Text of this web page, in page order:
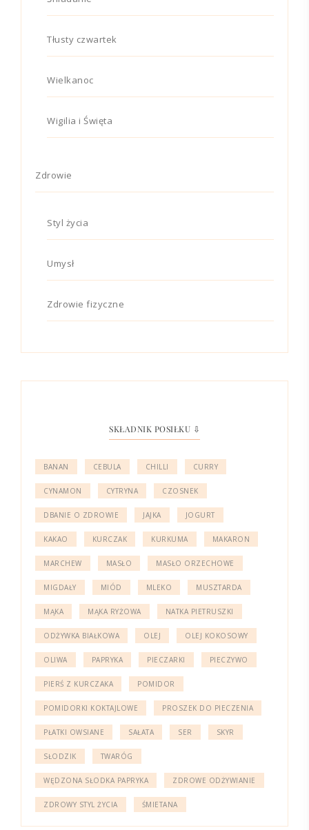
Tłusty czwartek
Wielkanoc
Wigilia i Święta
Zdrowie
Styl życia
Umysł
Zdrowie fizyczne
SKŁADNIK POSIŁKU ⇩
BANAN CEBULA CHILLI CURRY
CYNAMON CYTRYNA CZOSNEK
DBANIE O ZDROWIE JAJKA JOGURT
KAKAO KURCZAK KURKUMA MAKARON
MARCHEW MASŁO MASŁO ORZECHOWE
MIGDAŁY MIÓD MLEKO MUSZTARDA
MĄKA MĄKA RYŻOWA NATKA PIETRUSZKI
ODŻYWKA BIAŁKOWA OLEJ OLEJ KOKOSOWY
OLIWA PAPRYKA PIECZARKI PIECZYWO
PIERŚ Z KURCZAKA POMIDOR
POMIDORKI KOKTAJLOWE PROSZEK DO PIECZENIA
PŁATKI OWSIANE SAŁATA SER SKYR
SŁODZIK TWARÓG
WĘDZONA SŁODKA PAPRYKA ZDROWE ODŻYWIANIE
ZDROWY STYL ŻYCIA ŚMIETANA